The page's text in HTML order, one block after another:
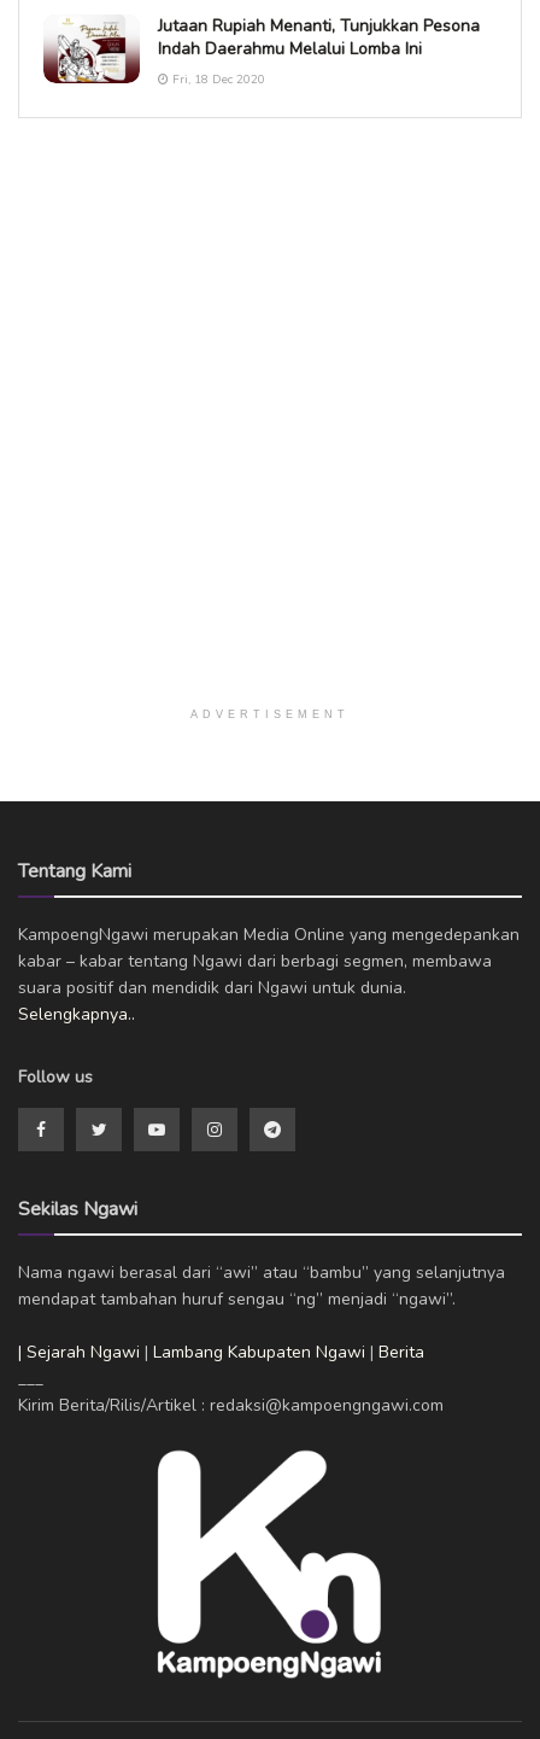
Jutaan Rupiah Menanti, Tunjukkan Pesona
Indah Daerahmu Melalui Lomba Ini
Fri, 18 Dec 2020
ADVERTISEMENT
Tentang Kami
KampoengNgawi merupakan Media Online yang mengedepankan
kabar – kabar tentang Ngawi dari berbagi segmen, membawa
suara positif dan mendidik dari Ngawi untuk dunia.
Selengkapnya..
Follow us
Sekilas Ngawi
Nama ngawi berasal dari “awi” atau “bambu” yang selanjutnya
mendapat tambahan huruf sengau “ng” menjadi “ngawi”.
| Sejarah Ngawi | Lambang Kabupaten Ngawi | Berita
Kirim Berita/Rilis/Artikel : redaksi@kampoengngawi.com